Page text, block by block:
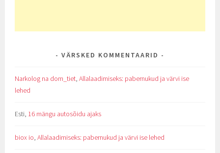
VÄRSKED KOMMENTAARID
Narkolog na dom_tiet,Allalaadimiseks: pabernukud ja värvi ise
lehed
Esti, 16 mängu autosõidu ajaks
biox io,Allalaadimiseks: pabernukud ja värvi ise lehed